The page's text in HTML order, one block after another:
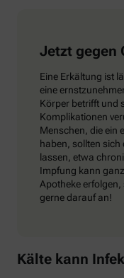
Jetzt gegen
Eine Erkältung ist
eine
Körper betrifft und
Komplikationen
Menschen, die ein
haben, sollten sich
lassen, etwa
Impfung kann
Apotheke
gerne darauf an!
Kälte kann